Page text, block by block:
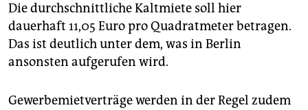
Die durchschnittliche Kaltmiete soll hier
dauerhaft 11,05 Euro pro Quadratmeter betragen.
Das ist deutlich unter dem, was in Berlin
ansonsten aufgerufen wird.
Gewerbemietverträge werden in der Regel zudem